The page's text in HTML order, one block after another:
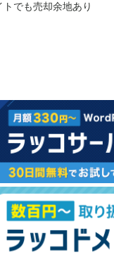
でも売却余地あり